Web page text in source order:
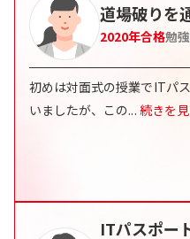
道場破りを
2020年合格勉
初めは対面式の授業でITパ
いましたが、この... 続きを
ITパスポー